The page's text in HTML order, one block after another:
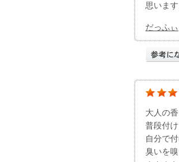
思います
だっふぃ
大人の香
普段付
自分で
臭いを